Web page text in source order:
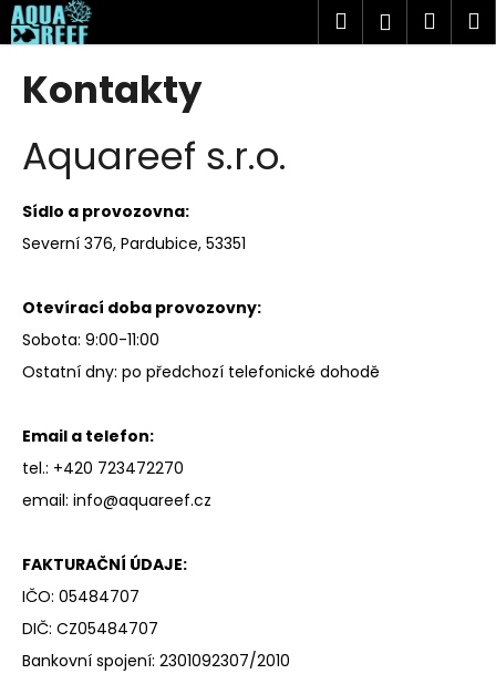
Přejít
na
obsah
Hledat
Kontakty
Aquareef s.r.o.
Sídlo a provozovna:
Severní 376, Pardubice, 53351
Otevírací doba provozovny:
Sobota: 9:00-11:00
Ostatní dny: po předchozí telefonické dohodě
Email a telefon:
tel.: +420 723472270
email: info@aquareef.cz
FAKTURAČNÍ ÚDAJE:
IČO: 05484707
DIČ: CZ05484707
Bankovní spojení: 2301092307/2010
K
o
o
p
o
t
e
b
u
j
t
e
n
j
í
t
?